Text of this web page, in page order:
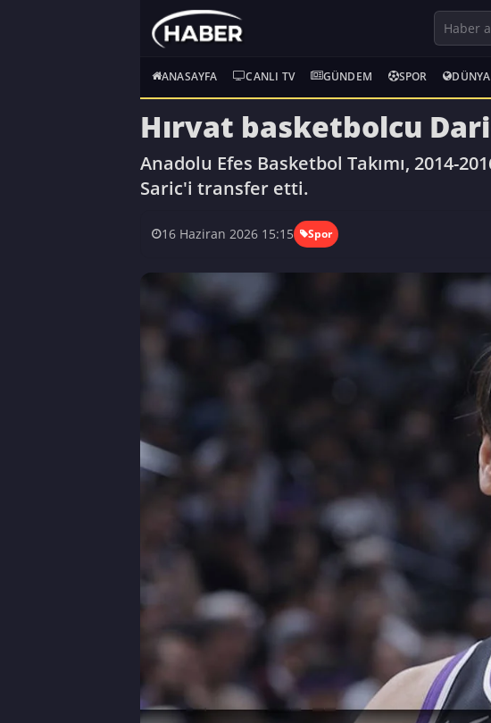
ANASAYFA CANLI TV GÜNDEM SPOR DÜNYA
Hırvat basketbolcu
Anadolu Efes Basketbol Takımı, 2014-
Saric'i transfer etti.
16 Haziran 2026 15:15 Spor